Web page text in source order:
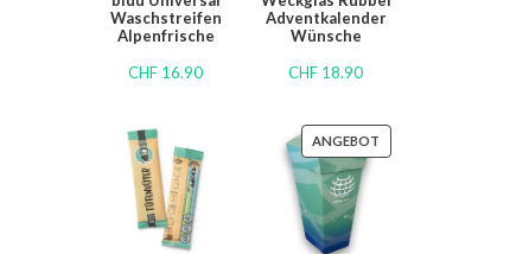
Waschstreifen
Alpenfrische
CHF 16.90
Adventkalender
Wünsche
CHF 18.90
ANGEBOT